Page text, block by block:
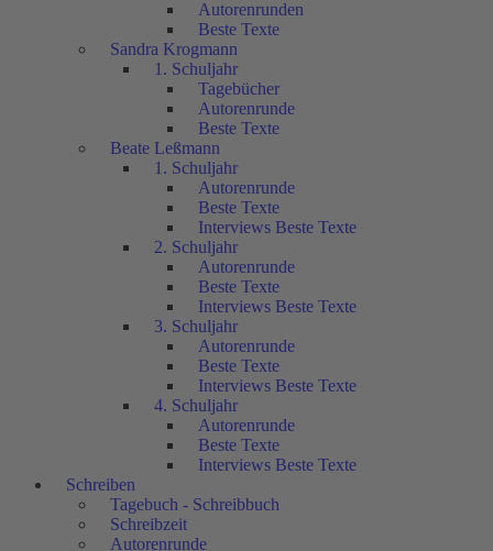
Autorenrunden
Beste Texte
Sandra Krogmann
1. Schuljahr
Tagebücher
Autorenrunde
Beste Texte
Beate Leßmann
1. Schuljahr
Autorenrunde
Beste Texte
Interviews Beste Texte
2. Schuljahr
Autorenrunde
Beste Texte
Interviews Beste Texte
3. Schuljahr
Autorenrunde
Beste Texte
Interviews Beste Texte
4. Schuljahr
Autorenrunde
Beste Texte
Interviews Beste Texte
Schreiben
Tagebuch - Schreibbuch
Schreibzeit
Autorenrunde